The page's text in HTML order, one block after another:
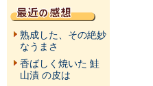
熟成した、その絶妙
なうまさ
香ばしく焼いた 鮭
山漬 の皮は